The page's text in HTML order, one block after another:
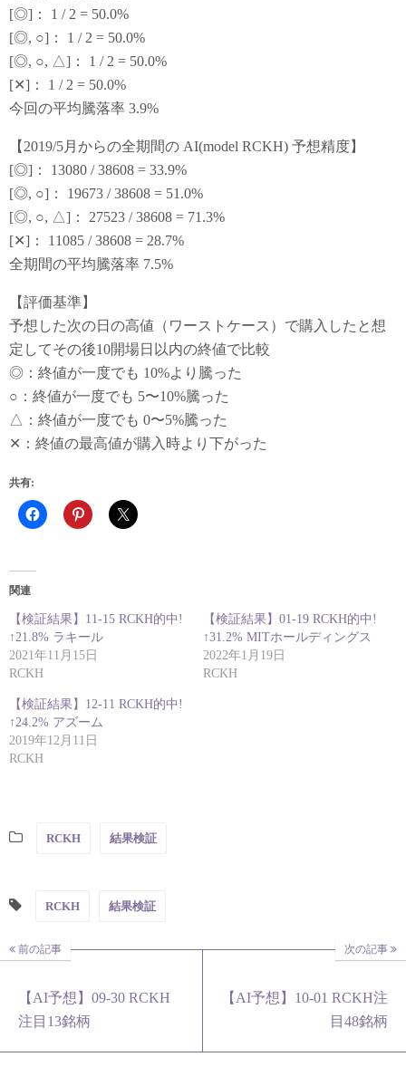
[◎]： 1 / 2 = 50.0%
[◎, ○]： 1 / 2 = 50.0%
[◎, ○, △]： 1 / 2 = 50.0%
[✕]： 1 / 2 = 50.0%
今回の平均騰落率 3.9%
【2019/5月からの全期間の AI(model RCKH) 予想精度】
[◎]： 13080 / 38608 = 33.9%
[◎, ○]： 19673 / 38608 = 51.0%
[◎, ○, △]： 27523 / 38608 = 71.3%
[✕]： 11085 / 38608 = 28.7%
全期間の平均騰落率 7.5%
【評価基準】
予想した次の日の高値（ワーストケース）で購入したと想
定してその後10開場日以内の終値で比較
◎：終値が一度でも 10%より騰った
○：終値が一度でも 5〜10%騰った
△：終値が一度でも 0〜5%騰った
✕：終値の最高値が購入時より下がった
共有:
関連
【検証結果】11-15 RCKH的中!
↑21.8% ラキール
2021年11月15日
RCKH
【検証結果】01-19 RCKH的中!
↑31.2% MITホールディングス
2022年1月19日
RCKH
【検証結果】12-11 RCKH的中!
↑24.2% アズーム
2019年12月11日
RCKH
RCKH 結果検証
RCKH 結果検証
前の記事
【AI予想】09-30 RCKH
注目13銘柄
次の記事
【AI予想】10-01 RCKH注
目48銘柄